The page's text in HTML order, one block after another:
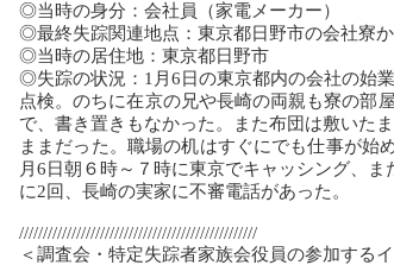
◎当時の身分：会社員（家電メーカー）
◎最終失踪関連地点：東京都日野市の会社寮
◎当時の居住地：東京都日野市
◎失踪の状況：1月6日の東京都内の会社の始
点検。のちに在京の兄や長崎の両親も寮の部
で、書き置きもなかった。また布団は敷いた
ままだった。職場の机はすぐにでも仕事が始
月6日朝６時～７時に東京でキャッシング、
に2回、長崎の実家に不審電話があった。
//////////////////////////////////////////////////
＜調査会・特定失踪者家族会役員の参加する